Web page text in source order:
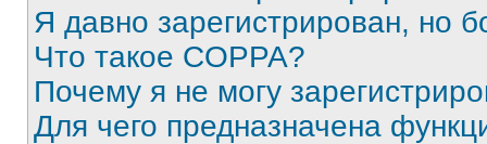
Я давно зарегистрирован, но
Что такое COPPA?
Почему я не могу
Для чего предназначена